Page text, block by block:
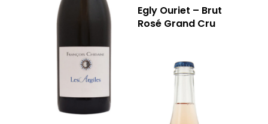
Egly Ouriet – Brut
Rosé Grand Cru